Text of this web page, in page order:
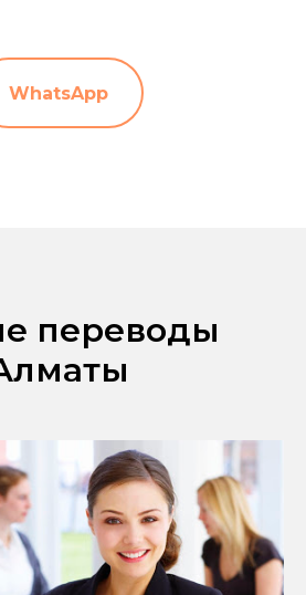
WhatsApp
переводы